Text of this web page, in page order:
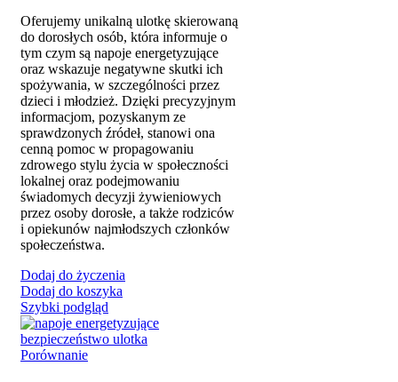
Oferujemy unikalną ulotkę skierowaną
do dorosłych osób, która informuje o
tym czym są napoje energetyzujące
oraz wskazuje negatywne skutki ich
spożywania, w szczególności przez
dzieci i młodzież. Dzięki precyzyjnym
informacjom, pozyskanym ze
sprawdzonych źródeł, stanowi ona
cenną pomoc w propagowaniu
zdrowego stylu życia w społeczności
lokalnej oraz podejmowaniu
świadomych decyzji żywieniowych
przez osoby dorosłe, a także rodziców
i opiekunów najmłodszych członków
społeczeństwa.
Dodaj do życzenia
Dodaj do koszyka
Szybki podgląd
Porównanie